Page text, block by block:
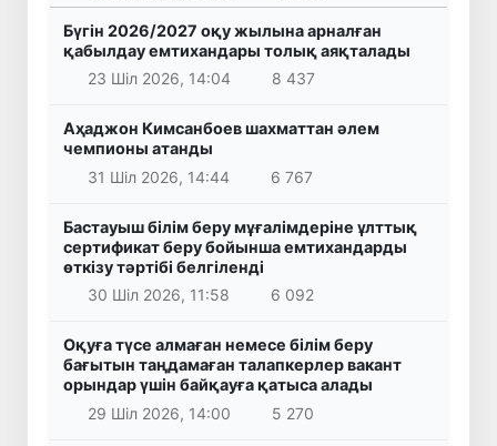
Бүгін 2026/2027 оқу жылына арналған
қабылдау емтихандары толық аяқталады
23 Шіл 2026, 14:04
8 437
Аҳаджон Кимсанбоев шахматтан әлем
чемпионы атанды
31 Шіл 2026, 14:44
6 767
Бастауыш білім беру мұғалімдеріне ұлттық
сертификат беру бойынша емтихандарды
өткізу тәртібі белгіленді
30 Шіл 2026, 11:58
6 092
Оқуға түсе алмаған немесе білім беру
бағытын таңдамаған талапкерлер вакант
орындар үшін байқауға қатыса алады
29 Шіл 2026, 14:00
5 270